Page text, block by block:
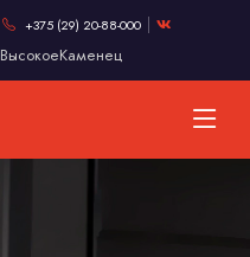
+375 (29) 20-88-000
ВысокоеКаменец